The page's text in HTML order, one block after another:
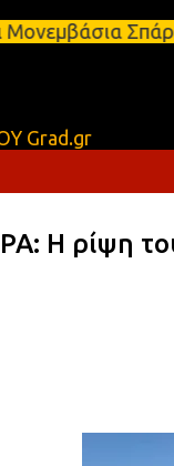
Grad.gr
Η ρίψη